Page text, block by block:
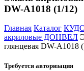
DW-A1018 (1/12)
Главная Каталог
акриловые ДОНВЕЛ
глянцевая DW-A1018
Требуется авторизация